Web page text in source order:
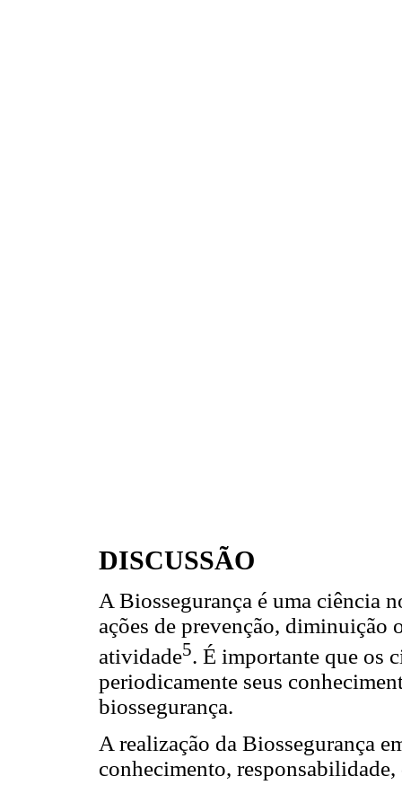
DISCUSSÃO
A Biossegurança é uma ciência
ações de prevenção, diminuição
atividade5. É importante que os
periodicamente seus
biossegurança.
A realização da Biossegurança
conhecimento,